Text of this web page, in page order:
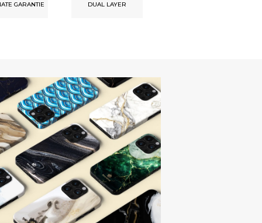
GARANTIE DUAL LAYER